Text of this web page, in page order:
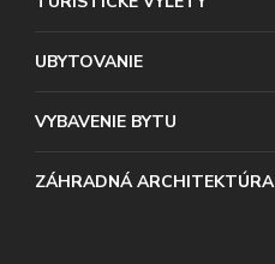
UBYTOVANIE
VYBAVENIE BYTU
ZÁHRADNÁ ARCHITEKTÚRA